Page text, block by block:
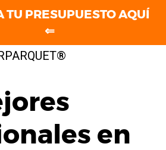
en
TU PRESUPUESTO AQUÍ
⇐